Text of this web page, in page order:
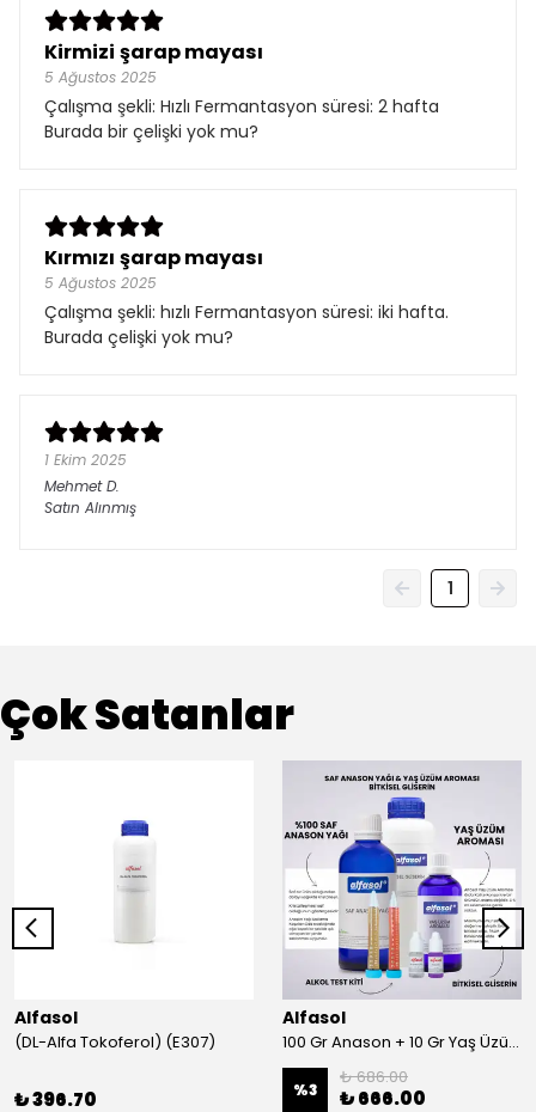
Kirmizi şarap mayası
5 Ağustos 2025
Çalışma şekli: Hızlı Fermantasyon süresi: 2 hafta
Burada bir çelişki yok mu?
Kırmızı şarap mayası
5 Ağustos 2025
Çalışma şekli: hızlı Fermantasyon süresi: iki hafta.
Burada çelişki yok mu?
1 Ekim 2025
Mehmet D.
Satın Alınmış
1
Çok Satanlar
Alfasol
(DL-Alfa Tokoferol) (E307)
₺ 396.70
Alfasol
100 Gr Anason + 10 Gr Yaş Üzüm + 250 Gr Gliserin + Alkol Test Kiti
%3
₺ 686.00
₺ 666.00